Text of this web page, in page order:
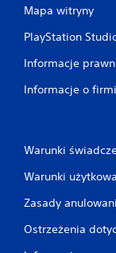
Mapa witryny
PlayStation
Informacje
Informacje o
Warunki
Warunki
Zasady
Ostrzeżenia